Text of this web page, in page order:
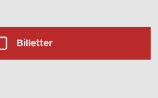
Billetter